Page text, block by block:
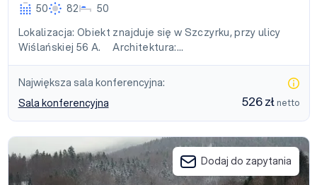
50
82
50
Lokalizacja: Obiekt znajduje się w Szczyrku, przy ulicy
Wiślańskiej 56 A. Architektura:…
Największa sala konferencyjna:
Sala konferencyjna
526 zł netto
Ośrodek Szkoleniowo-Wypoczynkowy Beskidek
Dodaj do zapytania